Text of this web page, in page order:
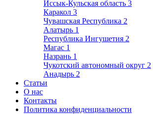
Иссык-Кульская область 3
Каракол 3
Чувашская Республика 2
Алатырь 1
Республика Ингушетия 2
Магас 1
Назрань 1
Чукотский автономный округ 2
Анадырь 2
Статьи
О нас
Контакты
Политика конфиденциальности